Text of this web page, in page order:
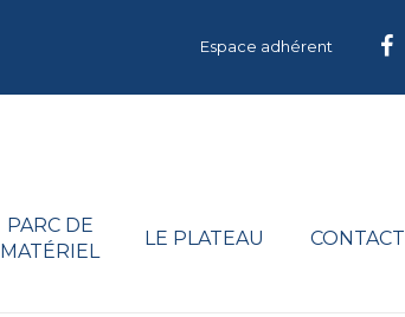
Espace adhérent
PARC DE
MATÉRIEL
LE PLATEAU CONTACT